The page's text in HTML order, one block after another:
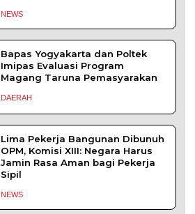
NEWS
Bapas Yogyakarta dan Poltek
Imipas Evaluasi Program
Magang Taruna Pemasyarakan
DAERAH
Lima Pekerja Bangunan Dibunuh
OPM, Komisi XIII: Negara Harus
Jamin Rasa Aman bagi Pekerja
Sipil
NEWS